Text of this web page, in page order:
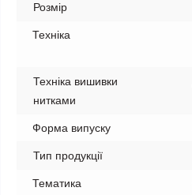
Розмір
Техніка
Техніка вишивки
нитками
Форма випуску
Тип продукції
Тематика